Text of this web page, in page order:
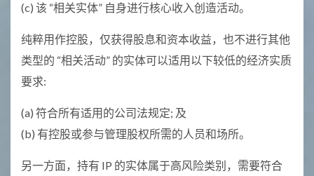
(c) 该 “相关实体” 自身进行核心收入创造活动。
纯粹用作控股，仅获得股息和资本收益，也不进行其他
类型的 “相关活动” 的实体可以适用以下较低的经济实质
要求:
(a) 符合所有适用的公司法规定; 及
(b) 有控股或参与管理股权所需的人员和场所。
另一方面，持有 IP 的实体属于高风险类别，需要符合